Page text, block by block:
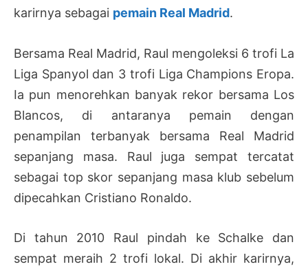
karirnya sebagai pemain Real Madrid.
Bersama Real Madrid, Raul mengoleksi 6 trofi La
Liga Spanyol dan 3 trofi Liga Champions Eropa.
Ia pun menorehkan banyak rekor bersama Los
Blancos, di antaranya pemain dengan
penampilan terbanyak bersama Real Madrid
sepanjang masa. Raul juga sempat tercatat
sebagai top skor sepanjang masa klub sebelum
dipecahkan Cristiano Ronaldo.
Di tahun 2010 Raul pindah ke Schalke dan
sempat meraih 2 trofi lokal. Di akhir karirnya,